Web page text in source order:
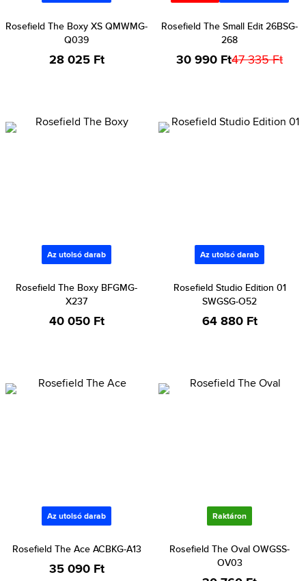
Rosefield The Boxy XS QMWMG-
Q039
28 025 Ft
Rosefield The Small Edit 26BSG-
268
30 990 Ft47 335 Ft
Az utolsó darab
Rosefield The Boxy BFGMG-
X237
40 050 Ft
Az utolsó darab
Rosefield Studio Edition 01
SWGSG-O52
64 880 Ft
Az utolsó darab
Rosefield The Ace ACBKG-A13
35 090 Ft
Raktáron
Rosefield The Oval OWGSS-
OV03